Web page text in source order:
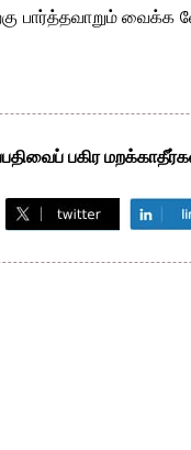
பார்த்தவாறும்
பகிர